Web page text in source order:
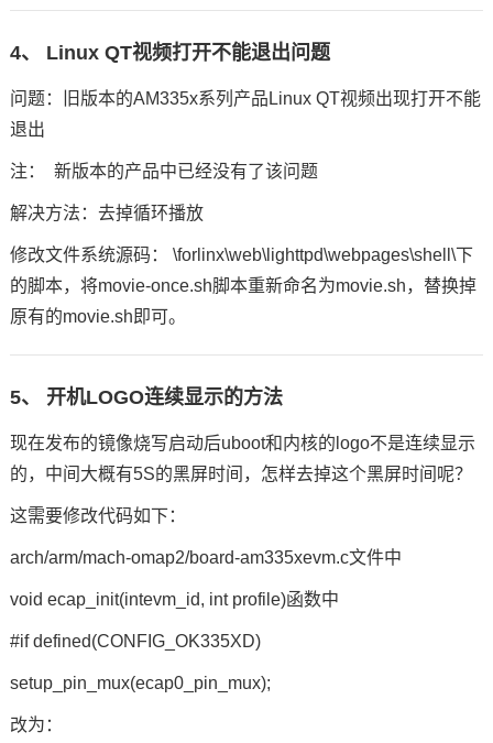
4、 Linux QT视频打开不能退出问题
问题：旧版本的AM335x系列产品Linux QT视频出现打开不能
退出
注： 新版本的产品中已经没有了该问题
解决方法：去掉循环播放
修改文件系统源码： \forlinx\web\lighttpd\webpages\shell\下
的脚本，将movie-once.sh脚本重新命名为movie.sh，替换掉
原有的movie.sh即可。
5、 开机LOGO连续显示的方法
现在发布的镜像烧写启动后uboot和内核的logo不是连续显示
的，中间大概有5S的黑屏时间，怎样去掉这个黑屏时间呢？
这需要修改代码如下：
arch/arm/mach-omap2/board-am335xevm.c文件中
void ecap_init(intevm_id, int profile)函数中
#if defined(CONFIG_OK335XD)
setup_pin_mux(ecap0_pin_mux);
改为：